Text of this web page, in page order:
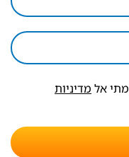
אל מדיניות